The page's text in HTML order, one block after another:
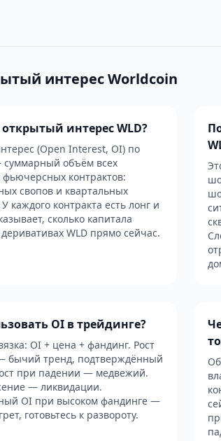
интерес Worldcoin
интерес WLD?
(Open Interest, OI) по
объём всех
контрактов:
свопов и квартальных
каждого контракта есть лонг и
сколько капитала
WLD прямо сейчас.
OI в трейдинге?
OI + цена + фандинг. Рост
бычий тренд, подтверждённый
при падении — медвежий.
— ликвидации.
OI при высоком фандинге —
готовьтесь к развороту.